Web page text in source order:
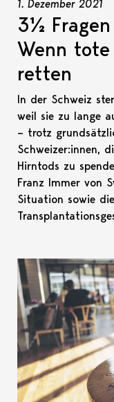
1. Dezember 2021
3½
Wenn tote
retten
In der Schweiz
weil sie zu lange
– trotz
Schweizer:innen,
Hirntods zu
Franz Immer von
Situation sowie